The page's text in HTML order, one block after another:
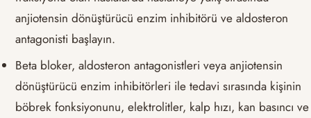
anjiotensin dönüştürücü enzim inhibitörü ve aldosteron
antagonisti başlayın.
Beta bloker, aldosteron antagonistleri veya anjiotensin
dönüştürücü enzim inhibitörleri ile tedavi sırasında kişinin
böbrek fonksiyonunu, elektrolitler, kalp hızı, kan basıncı ve